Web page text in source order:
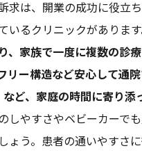
求は、開業の成功に役立
いるクリニックがありま
、家族で一度に複数の診
リー構造など安心して通
ど、家庭の時間に寄り添
しやすさやベビーカーで
ょう。患者の通いやすさ